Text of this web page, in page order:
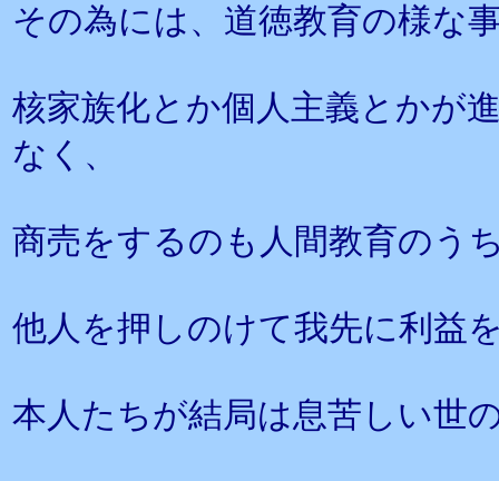
その為には、道徳教育の様な
核家族化とか個人主義とかが
なく、
商売をするのも人間教育のう
他人を押しのけて我先に利益
本人たちが結局は息苦しい世